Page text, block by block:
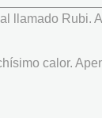
llamado Rubi.
calor.